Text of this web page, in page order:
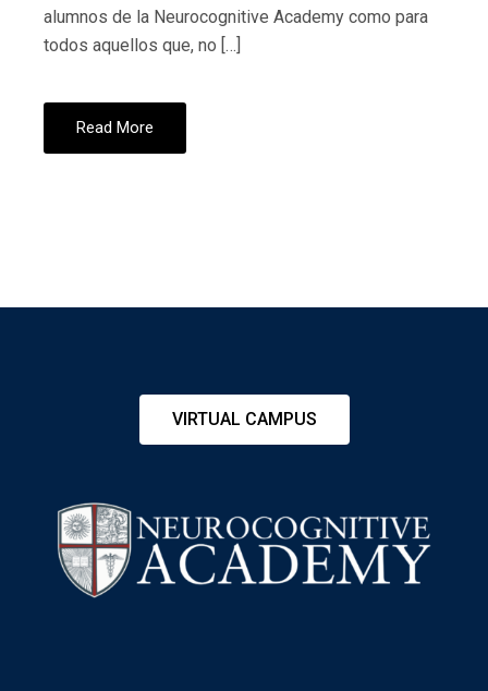
alumnos de la Neurocognitive Academy como para
todos aquellos que, no […]
Read More
VIRTUAL CAMPUS